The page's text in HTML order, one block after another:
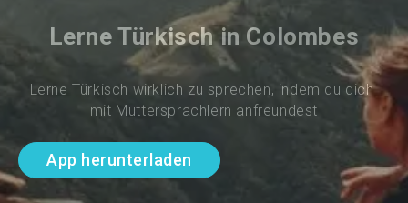
Lerne Türkisch in Colombes
Lerne Türkisch wirklich zu sprechen, indem du dich
mit Muttersprachlern anfreundest
App herunterladen